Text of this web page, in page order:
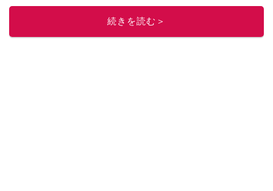
このイチオシストの他の記事を読む
続きを読む＞